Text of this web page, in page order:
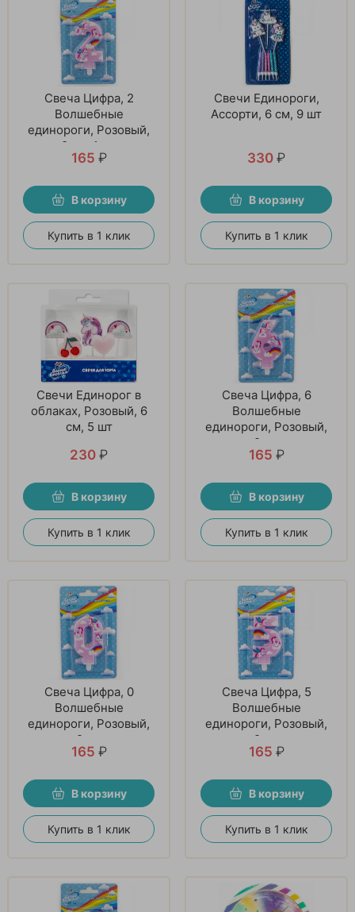
Свеча Цифра, 2
Волшебные
единороги, Розовый,
9 см, 1 шт
165 ₽
В корзину
Купить в 1 клик
Свечи Единороги,
Ассорти, 6 см, 9 шт
330 ₽
В корзину
Купить в 1 клик
Свечи Единорог в
облаках, Розовый, 6
см, 5 шт
230 ₽
В корзину
Купить в 1 клик
Свеча Цифра, 6
Волшебные
единороги, Розовый,
9 см
165 ₽
В корзину
Купить в 1 клик
Свеча Цифра, 0
Волшебные
единороги, Розовый,
9 см
165 ₽
В корзину
Купить в 1 клик
Свеча Цифра, 5
Волшебные
единороги, Розовый,
9 см
165 ₽
В корзину
Купить в 1 клик